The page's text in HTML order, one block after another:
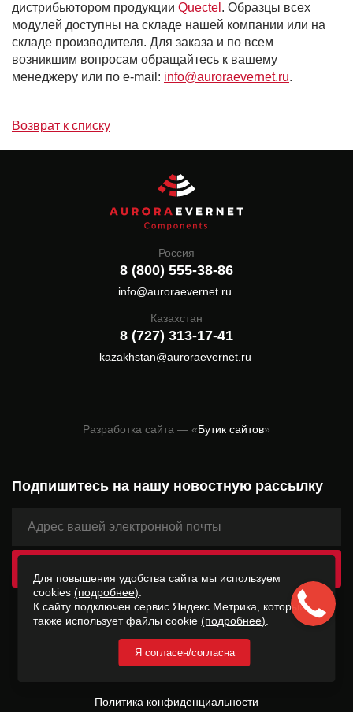
дистрибьютором продукции Quectel . Образцы всех
модулей доступны на складе нашей компании или на
складе производителя. Для заказа и по всем
возникшим вопросам обращайтесь к вашему
менеджеру или по e-mail: info@auroraevernet.ru.
Возврат к списку
Россия
8 (800) 555-38-86
info@auroraevernet.ru
Казахстан
8 (727) 313-17-41
kazakhstan@auroraevernet.ru
Разработка сайта — «Бутик сайтов»
Подпишитесь на нашу новостную рассылку
2026 © ООО «Лаборатория Интернета Вещей» −
Согласие на обработку персональных данных
Политика конфиденциальности
Для повышения удобства сайта мы используем
cookies(подробнее)
К сайту подключен сервис Яндекс.Метрика, который
также использует файлы cookie(подробнее)
Я согласен/согласна